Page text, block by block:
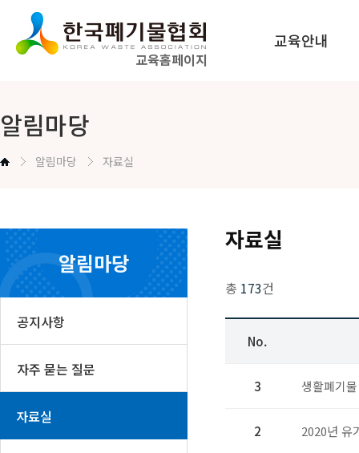
교육홈페이지
교육안내
알림마당
알림마당 자료실
알림마당
공지사항
자주 묻는 질문
자료실
자료실
총 173건
No.
3 생활폐기
2 2020년 유